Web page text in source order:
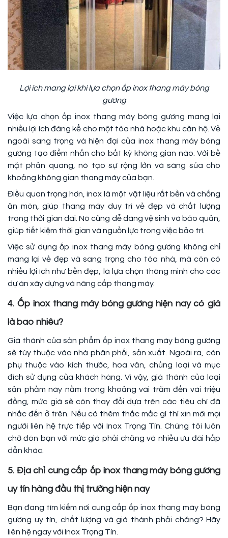
Lợi ích mang lại khi lựa chọn ốp inox thang máy bóng
gương
Việc lựa chọn ốp inox thang máy bóng gương mang lại
nhiều lợi ích đáng kể cho một tòa nhà hoặc khu căn hộ. Vẻ
ngoài sang trọng và hiện đại của inox thang máy bóng
gương tạo điểm nhấn cho bất kỳ không gian nào. Với bề
mặt phản quang, nó tạo sự rộng lớn và sáng sủa cho
khoảng không gian thang máy của bạn.
Điều quan trọng hơn, inox là một vật liệu rất bền và chống
ăn mòn, giúp thang máy duy trì vẻ đẹp và chất lượng
trong thời gian dài. Nó cũng dễ dàng vệ sinh và bảo quản,
giúp tiết kiệm thời gian và nguồn lực trong việc bảo trì.
Việc sử dụng ốp inox thang máy bóng gương không chỉ
mang lại vẻ đẹp và sang trọng cho tòa nhà, mà còn có
nhiều lợi ích như bền đẹp, là lựa chọn thông minh cho các
dự án xây dựng và nâng cấp thang máy.
4. Ốp inox thang máy bóng gương hiện nay có giá
là bao nhiêu?
Giá thành của sản phẩm ốp inox thang máy bóng gương
sẽ tùy thuộc vào nhà phân phối, sản xuất. Ngoài ra, còn
phụ thuộc vào kích thước, hoa văn, chủng loại và mục
đích sử dụng của khách hàng. Vì vậy, giá thành của loại
sản phẩm này nằm trong khoảng vài trăm đến vài triệu
đồng, mức giá sẽ còn thay đổi dựa trên các tiêu chí đã
nhắc đến ở trên. Nếu có thêm thắc mắc gì thì xin mời mọi
người liên hệ trực tiếp với Inox Trọng Tín. Chúng tôi luôn
chờ đón bạn với mức giá phải chăng và nhiều ưu đãi hấp
dẫn khác.
5. Địa chỉ cung cấp ốp inox thang máy bóng gương
uy tín hàng đầu thị trường hiện nay
Bạn đang tìm kiếm nơi cung cấp ốp inox thang máy bóng
gương uy tín, chất lượng và giá thành phải chăng? Hãy
liên hệ ngay với Inox Trọng Tín.